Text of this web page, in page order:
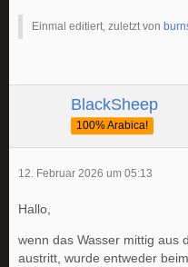
Einmal editiert, zuletzt von
BlackSheep
100% Arabica!
12. Februar 2026 um 05:13
Hallo,
wenn das Wasser mittig aus
austritt, wurde entweder